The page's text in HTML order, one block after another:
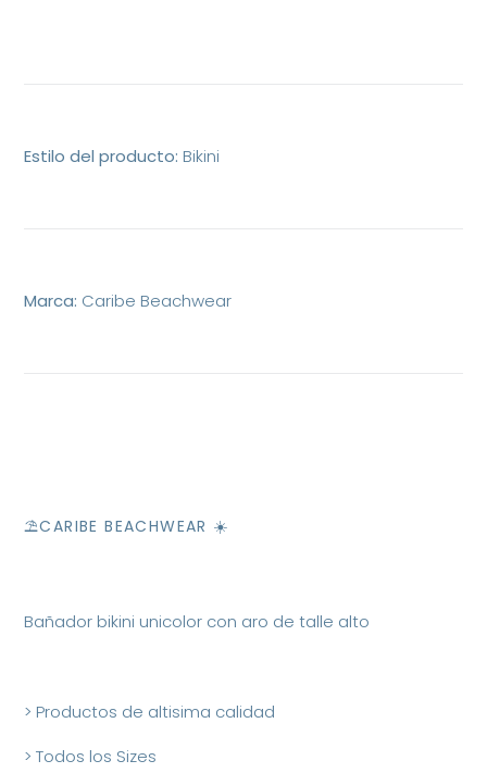
Estilo del producto: Bikini
Marca: Caribe Beachwear
⛱CARIBE BEACHWEAR ☀️
Bañador bikini unicolor con aro de talle alto
> Productos de altisima calidad
> Todos los Sizes